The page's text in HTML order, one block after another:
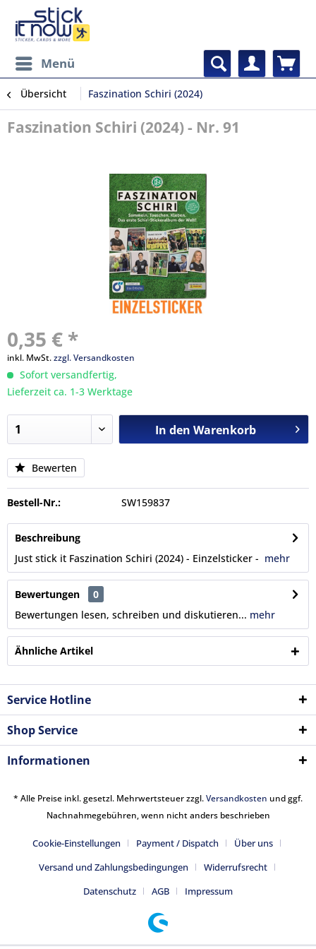
Menü
Übersicht Faszination Schiri (2024)
Faszination Schiri (2024) - Nr. 91
0,35 € *
inkl. MwSt.zzgl. Versandkosten
Sofort versandfertig,
Lieferzeit ca. 1-3 Werktage
In den Warenkorb
Bewerten
Bestell-Nr.: SW159837
Beschreibung
Just stick it Faszination Schiri (2024) - Einzelsticker - mehr
Bewertungen
0
Bewertungen lesen, schreiben und diskutieren... mehr
Ähnliche Artikel
Service Hotline
Shop Service
Informationen
* Alle Preise inkl. gesetzl. Mehrwertsteuer zzgl.Versandkosten und ggf.
Nachnahmegebühren, wenn nicht anders beschrieben
Cookie-Einstellungen Payment / Dispatch
Über uns
Versand und Zahlungsbedingungen
Widerrufsrecht
Datenschutz
AGB Impressum